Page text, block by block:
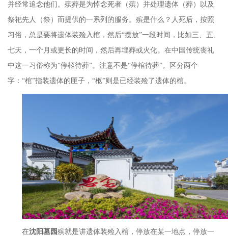
并经常追念他们。殡葬是为悼念死者（殡）并处理遗体（葬）以及
祭祀先人（祭）而提供的一系列的服务。殡是什么？人死后，按照
习俗，总是要将遗体装殓入棺，然后“摆放”一段时间，比如三、五、
七天，一个月或更长的时间，然后再埋葬或火化。在中国传统丧礼
中这一习俗称为“停柩待葬”。注意不是“停棺待葬”。区分两个
字：“棺”指装遗体的匣子，“柩”则是已经装殓了遗体的棺。
在沈阳墓园殡就是讲遗体装殓入棺，停放在某一地点，停放一